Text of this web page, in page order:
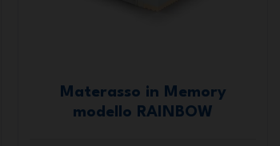
Materasso in Memory
modello RAINBOW